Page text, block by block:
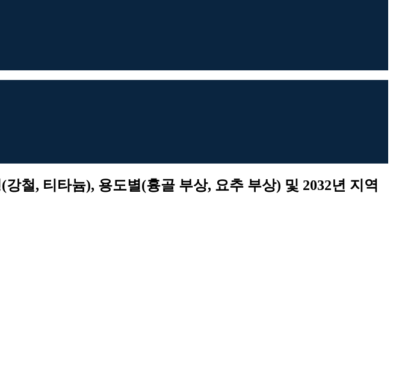
철, 티타늄), 용도별(흉골 부상, 요추 부상) 및 2032년 지역